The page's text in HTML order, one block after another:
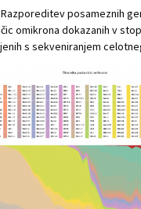
Razporeditev posameznih
omikrona dokazanih v
s sekveniranjem